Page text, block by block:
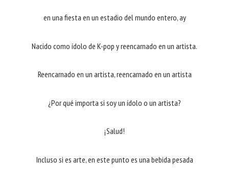
en una fiesta en un estadio del mundo entero, ay
Nacido como ídolo de K-pop y reencarnado en un artista.
Reencarnado en un artista, reencarnado en un artista
¿Por qué importa si soy un ídolo o un artista?
¡Salud!
Incluso si es arte, en este punto es una bebida pesada